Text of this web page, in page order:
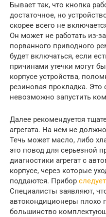
Бывает так, что кнопка
достаточное, но
скорее всего не
Он может не работать из-
порванного приводного
будет включаться, если
причинами утечки могут
корпусе устройства,
резиновая прокладка.
невозможно запустить
Далее рекомендуется
агрегата. На нем не
Течь может масло, либо
это повод для серьезной
диагностики агрегат с
корпусе, через которые
поддаются. Прибор
Специалисты заявляют,
автокондиционеры плохо
большинство